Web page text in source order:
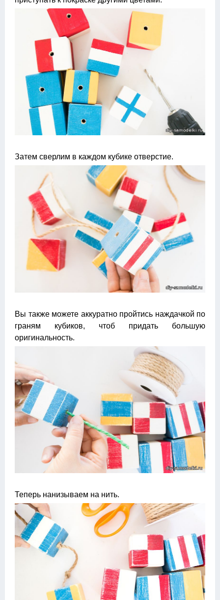
Затем сверлим в каждом кубике отверстие.
Вы также можете аккуратно пройтись наждачкой по
граням кубиков, чтоб придать большую
оригинальность.
Теперь нанизываем на нить.